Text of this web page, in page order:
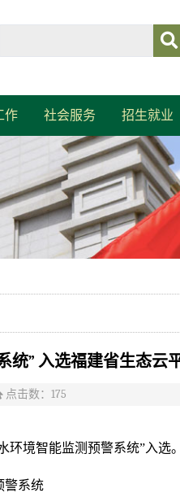
作 社会服务 招生就业
统” 入选福建省生态云
点击数： 175
境智能监测预警系统”入选。
警系统